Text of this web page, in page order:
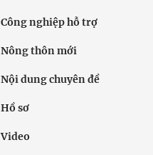
Công nghiệp hỗ trợ
Nông thôn mới
Nội dung chuyên đề
Hồ sơ
Video